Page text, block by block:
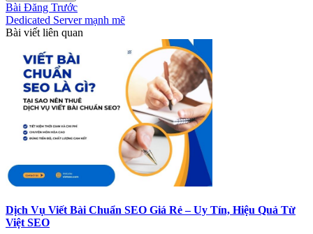
Bài Đăng Trước
Dedicated Server mạnh mẽ
Bài viết liên quan
Dịch Vụ Viết Bài Chuẩn SEO Giá Rẻ – Uy Tín, Hiệu Quả Từ
Việt SEO